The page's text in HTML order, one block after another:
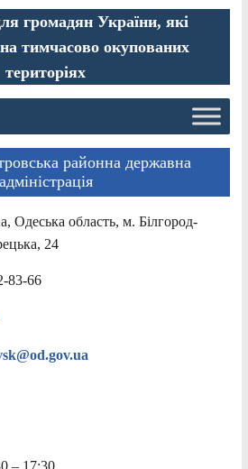
громадян України, які
тимчасово окупованих
територіях
районна державна
адміністрація
Одеська область, м. Білгород-
24
83-66
– 17:30